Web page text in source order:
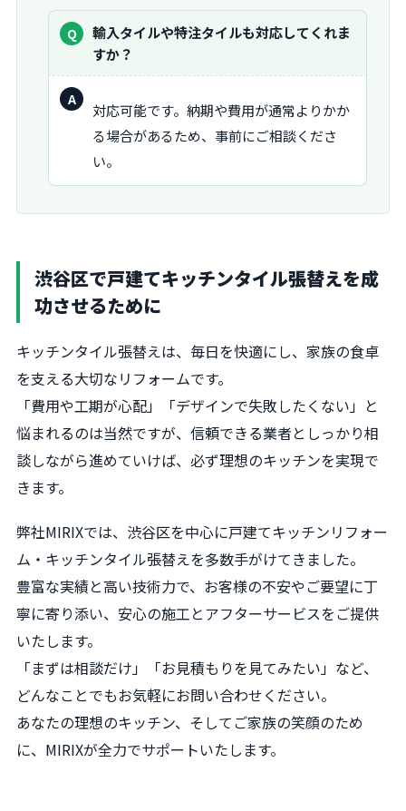
質
問：
輸入タイルや特注タイルも対応してくれま
すか？
答：
対応可能です。納期や費用が通常よりかか
る場合があるため、事前にご相談くださ
い。
渋谷区で戸建てキッチンタイル張替えを成
功させるために
キッチンタイル張替えは、毎日を快適にし、家族の食卓
を支える大切なリフォームです。
「費用や工期が心配」「デザインで失敗したくない」と
悩まれるのは当然ですが、信頼できる業者としっかり相
談しながら進めていけば、必ず理想のキッチンを実現で
きます。
弊社MIRIXでは、渋谷区を中心に戸建てキッチンリフォー
ム・キッチンタイル張替えを多数手がけてきました。
豊富な実績と高い技術力で、お客様の不安やご要望に丁
寧に寄り添い、安心の施工とアフターサービスをご提供
いたします。
「まずは相談だけ」「お見積もりを見てみたい」など、
どんなことでもお気軽にお問い合わせください。
あなたの理想のキッチン、そしてご家族の笑顔のため
に、MIRIXが全力でサポートいたします。